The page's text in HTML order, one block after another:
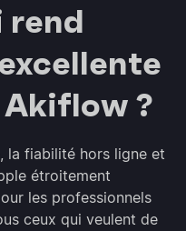
rend
?
la fiabilité hors ligne et
étroitement
les professionnels
ceux qui veulent de